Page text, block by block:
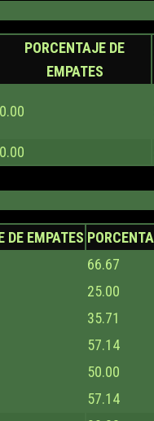
PORCENTAJE DE
EMPATES
0.00
0.00
DE EMPATES
66.67
25.00
35.71
57.14
50.00
57.14